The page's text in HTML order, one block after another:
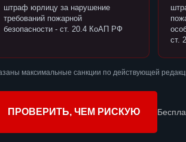
штраф юрлицу за нарушение
требований пожарной
безопасности - ст. 20.4 КоАП РФ
ст.
максимальные санкции по действующей
ПРОВЕРИТЬ, ЧЕМ РИСКУЮ